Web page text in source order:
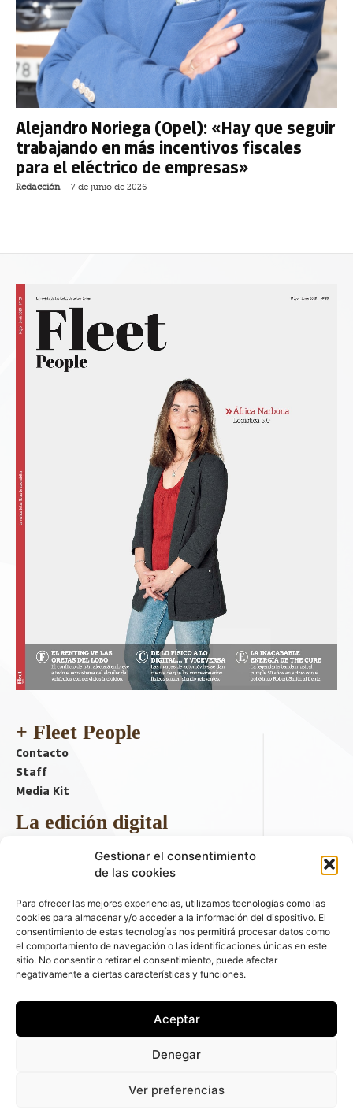
Gestionar el consentimiento
de las cookies
Para ofrecer las mejores experiencias, utilizamos tecnologías como las
cookies para almacenar y/o acceder a la información del dispositivo. El
consentimiento de estas tecnologías nos permitirá procesar datos como
el comportamiento de navegación o las identificaciones únicas en este
sitio. No consentir o retirar el consentimiento, puede afectar
negativamente a ciertas características y funciones.
Aceptar
Denegar
Ver preferencias
Alejandro Noriega (Opel): «Hay que seguir
trabajando en más incentivos fiscales
para el eléctrico de empresas»
Redacción - 7 de junio de 2026
+ Fleet People
Contacto
Staff
Media Kit
La edición digital
Descargar último ejemplar
ir a hemeroteca
+ Contenido en redes sociales
automóviles - C/ Fernández de la Hoz 70, 1ºB - 28003 - Madrid
fleetpeople@fleetpeople.es